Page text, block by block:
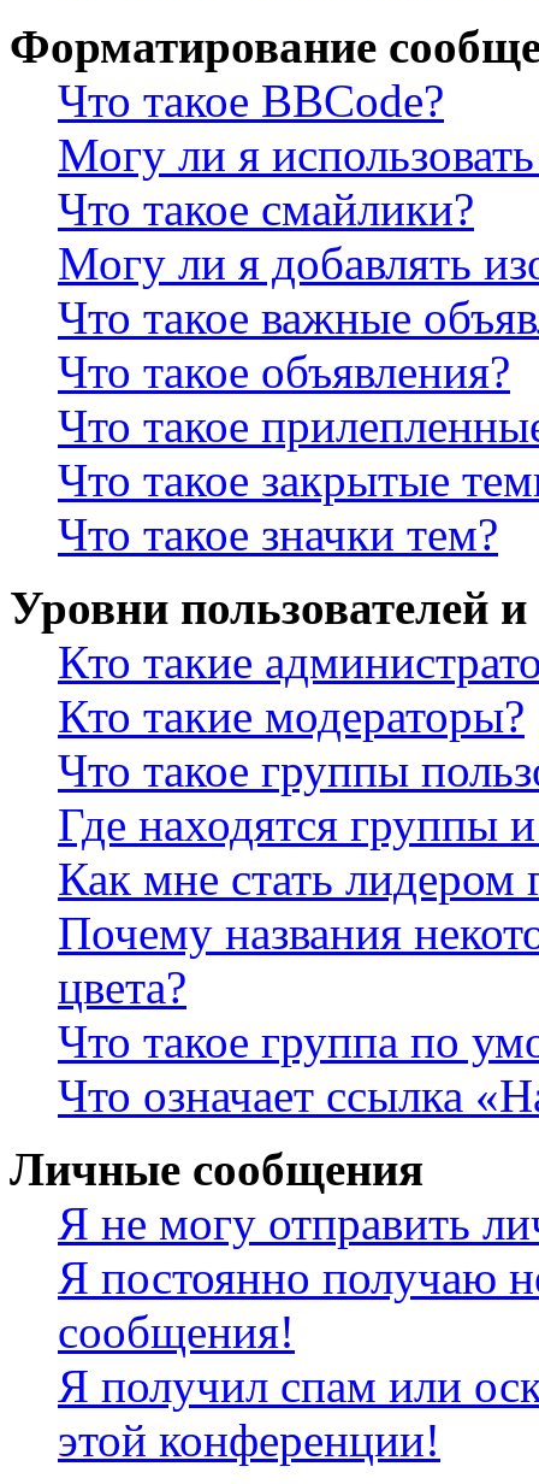
Форматирование
Что такое BBCode?
Могу ли я
Что такое смайлики?
Могу ли я добавлять
Что такое важные
Что такое объявления?
Что такое
Что такое закрытые
Что такое значки тем?
Уровни пользователей
Кто такие
Кто такие модераторы?
Что такое группы
Где находятся группы
Как мне стать лидером
Почему названия
цвета?
Что такое группа по
Что означает ссылка
Личные сообщения
Я не могу отправить
Я постоянно получаю
сообщения!
Я получил спам или
этой конференции!